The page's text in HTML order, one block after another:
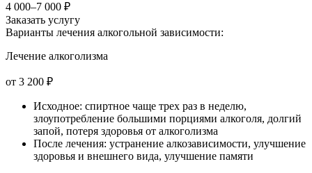
4 000–7 000 ₽
Заказать услугу
Варианты лечения алкогольной зависимости:
Лечение алкоголизма
от 3 200 ₽
Исходное: спиртное чаще трех раз в неделю,
злоупотребление большими порциями алкоголя, долгий
запой, потеря здоровья от алкоголизма
После лечения: устранение алкозависимости, улучшение
здоровья и внешнего вида, улучшение памяти